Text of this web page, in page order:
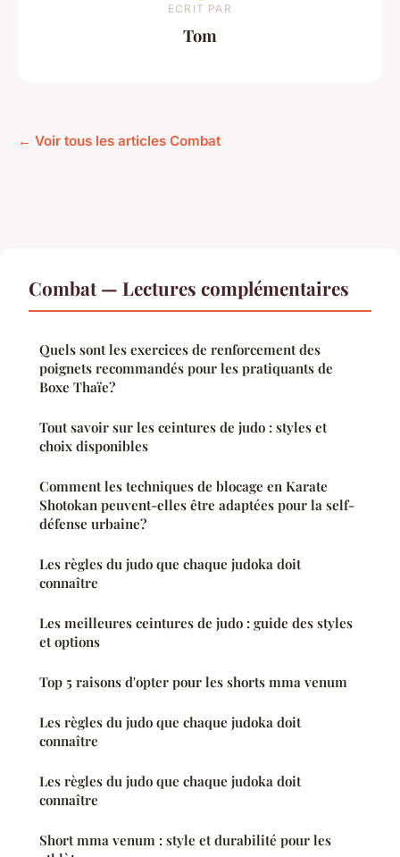
ECRIT PAR
Tom
← Voir tous les articles Combat
Combat — Lectures complémentaires
Quels sont les exercices de renforcement des
poignets recommandés pour les pratiquants de
Boxe Thaïe?
Tout savoir sur les ceintures de judo : styles et
choix disponibles
Comment les techniques de blocage en Karate
Shotokan peuvent-elles être adaptées pour la self-
défense urbaine?
Les règles du judo que chaque judoka doit
connaître
Les meilleures ceintures de judo : guide des styles
et options
Top 5 raisons d'opter pour les shorts mma venum
Les règles du judo que chaque judoka doit
connaître
Les règles du judo que chaque judoka doit
connaître
Short mma venum : style et durabilité pour les